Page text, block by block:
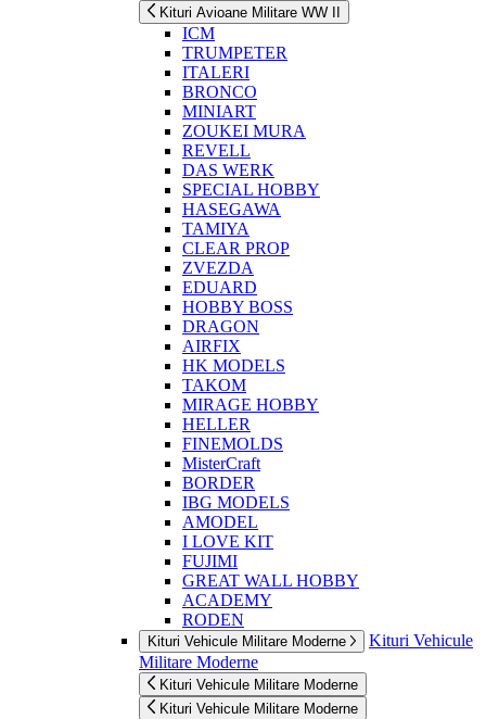
Kituri Avioane Militare WW II
ICM
TRUMPETER
ITALERI
BRONCO
MINIART
ZOUKEI MURA
REVELL
DAS WERK
SPECIAL HOBBY
HASEGAWA
TAMIYA
CLEAR PROP
ZVEZDA
EDUARD
HOBBY BOSS
DRAGON
AIRFIX
HK MODELS
TAKOM
MIRAGE HOBBY
HELLER
FINEMOLDS
MisterCraft
BORDER
IBG MODELS
AMODEL
I LOVE KIT
FUJIMI
GREAT WALL HOBBY
ACADEMY
RODEN
Kituri Vehicule Militare Moderne
Kituri Vehicule
Militare Moderne
Kituri Vehicule Militare Moderne
Kituri Vehicule Militare Moderne